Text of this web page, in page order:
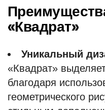
«Квадрат»
Уникальный
«Квадрат»
благодаря
геометрического